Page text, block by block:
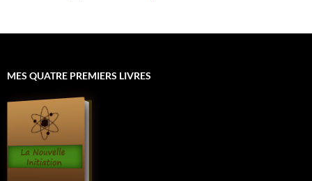
MES QUATRE PREMIERS LIVRES